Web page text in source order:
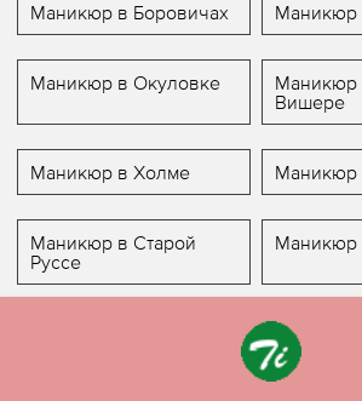
Маникюр в Боровичах Маникюр
Маникюр в Окуловке
Маникюр
Вишере
Маникюр в Холме Маникюр
Маникюр в Старой
Руссе
Маникюр